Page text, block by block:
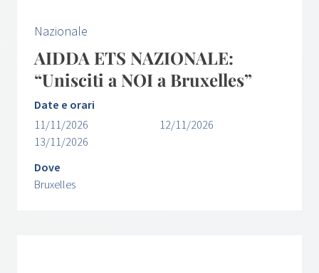
Nazionale
AIDDA ETS NAZIONALE:
“Unisciti a NOI a Bruxelles”
Date e orari
11/11/2026
12/11/2026
13/11/2026
Dove
Bruxelles